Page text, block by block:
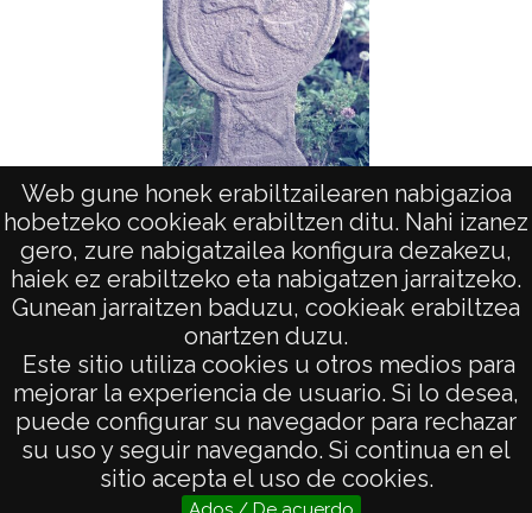
Web gune honek erabiltzailearen nabigazioa
hobetzeko cookieak erabiltzen ditu. Nahi izanez
gero, zure nabigatzailea konfigura dezakezu,
haiek ez erabiltzeko eta nabigatzen jarraitzeko.
Gunean jarraitzen baduzu, cookieak erabiltzea
onartzen duzu.
Este sitio utiliza cookies u otros medios para
mejorar la experiencia de usuario. Si lo desea,
puede configurar su navegador para rechazar
su uso y seguir navegando. Si continua en el
sitio acepta el uso de cookies.
Arte en Aquitania. Estelas: Bidarray
AVISO LEGAL
POLÍTICA DE PRIVACIDAD
ACCESIBILIDAD
ATENCIÓN CIUDADANA